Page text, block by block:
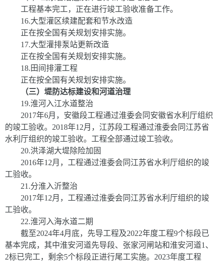
工程基本完工，正在进行竣工验收准备工作。
16.大型灌区续建配套和节水改造
正在按全国有关规划安排实施。
17.大型灌排泵站更新改造
正在按全国有关规划安排实施。
18.田间排灌工程
正在按全国有关规划安排实施。
（三）堤防达标建设和河道治理
19.淮河入江水道整治
2017年6月，安徽段工程通过淮委会同安徽省水利厅组织
的竣工验收。 2018年12月，江苏段工程通过淮委会同江苏省
水利厅组织的竣工验收。工程全部通过竣工验收。
20.洪泽湖大堤除险加固
2016年12月，工程通过淮委会同江苏省水利厅组织的竣
工验收。
21 .分淮入沂整治
2017年12月，工程通过淮委会同江苏省水利厅组织的竣
工验收。
22.淮河入海水道二期
截至2024年4月底，先导工程及2022年度工程9个标段已
基本完成，其中淮安河道先导段、张家河闸站和淮安河道1 、
2标已完工，剩余5个标段正进行尾工实施。 2023年度工程